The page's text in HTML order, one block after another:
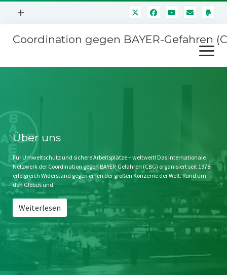
Menü
+
Mitmachen
Kontakt
Impressum
Störfälle
Coordination gegen BAYER-Gefahren
Menü
öffnen
Stichwort BAYER
Jahrestagung
SPENDEN
Über uns
Für Umweltschutz und sichere Arbeitsplätze – weltweit! Das internationale
Netzwerk der Coordination gegen BAYER-Gefahren (CBG) organisiert seit 1978
erfolgreich Widerstand gegen einen der großen Konzerne der Welt. Rund um
den Globus und…
Weiterlesen